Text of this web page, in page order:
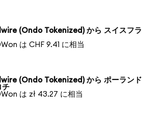
(Ondo Tokenized) から スイスフラ
は CHF 9.41 に相当
(Ondo Tokenized) から ポーランド
チ
は zł 43.27 に相当